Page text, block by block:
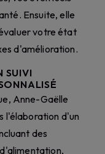
Ensuite, elle
votre état
d'amélioration.
SUIVI
Anne-Gaëlle
l'élaboration d'un
des